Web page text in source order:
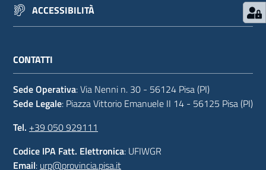
ACCESSIBILITÀ
CONTATTI
Sede Operativa: Via Nenni n. 30 - 56124 Pisa (PI)
Sede Legale: Piazza Vittorio Emanuele II 14 - 56125 Pisa (PI)
Tel. +39 050 929111
Codice IPA Fatt. Elettronica: UFIWGR
Email: urp@provincia.pisa.it